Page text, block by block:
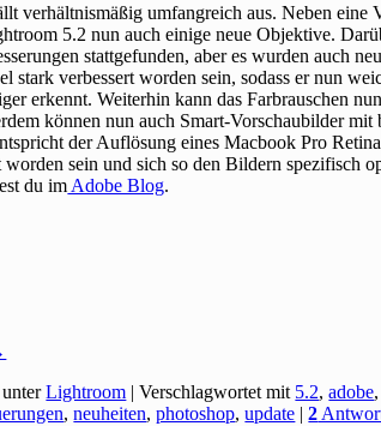
verhältnismäßig umfangreich aus. Neben eine
5.2 nun auch einige neue Objektive.
stattgefunden, aber es wurden auch
stark verbessert worden sein, sodass er nun
erkennt. Weiterhin kann das Farbrauschen
können nun auch Smart-Vorschaubilder
der Auflösung eines Macbook Pro
worden sein und sich so den Bildern spezifisch
du im Adobe Blog.
Lightroom |Verschlagwortet mit 5.2,adobe
,neuheiten,photoshop,update |2